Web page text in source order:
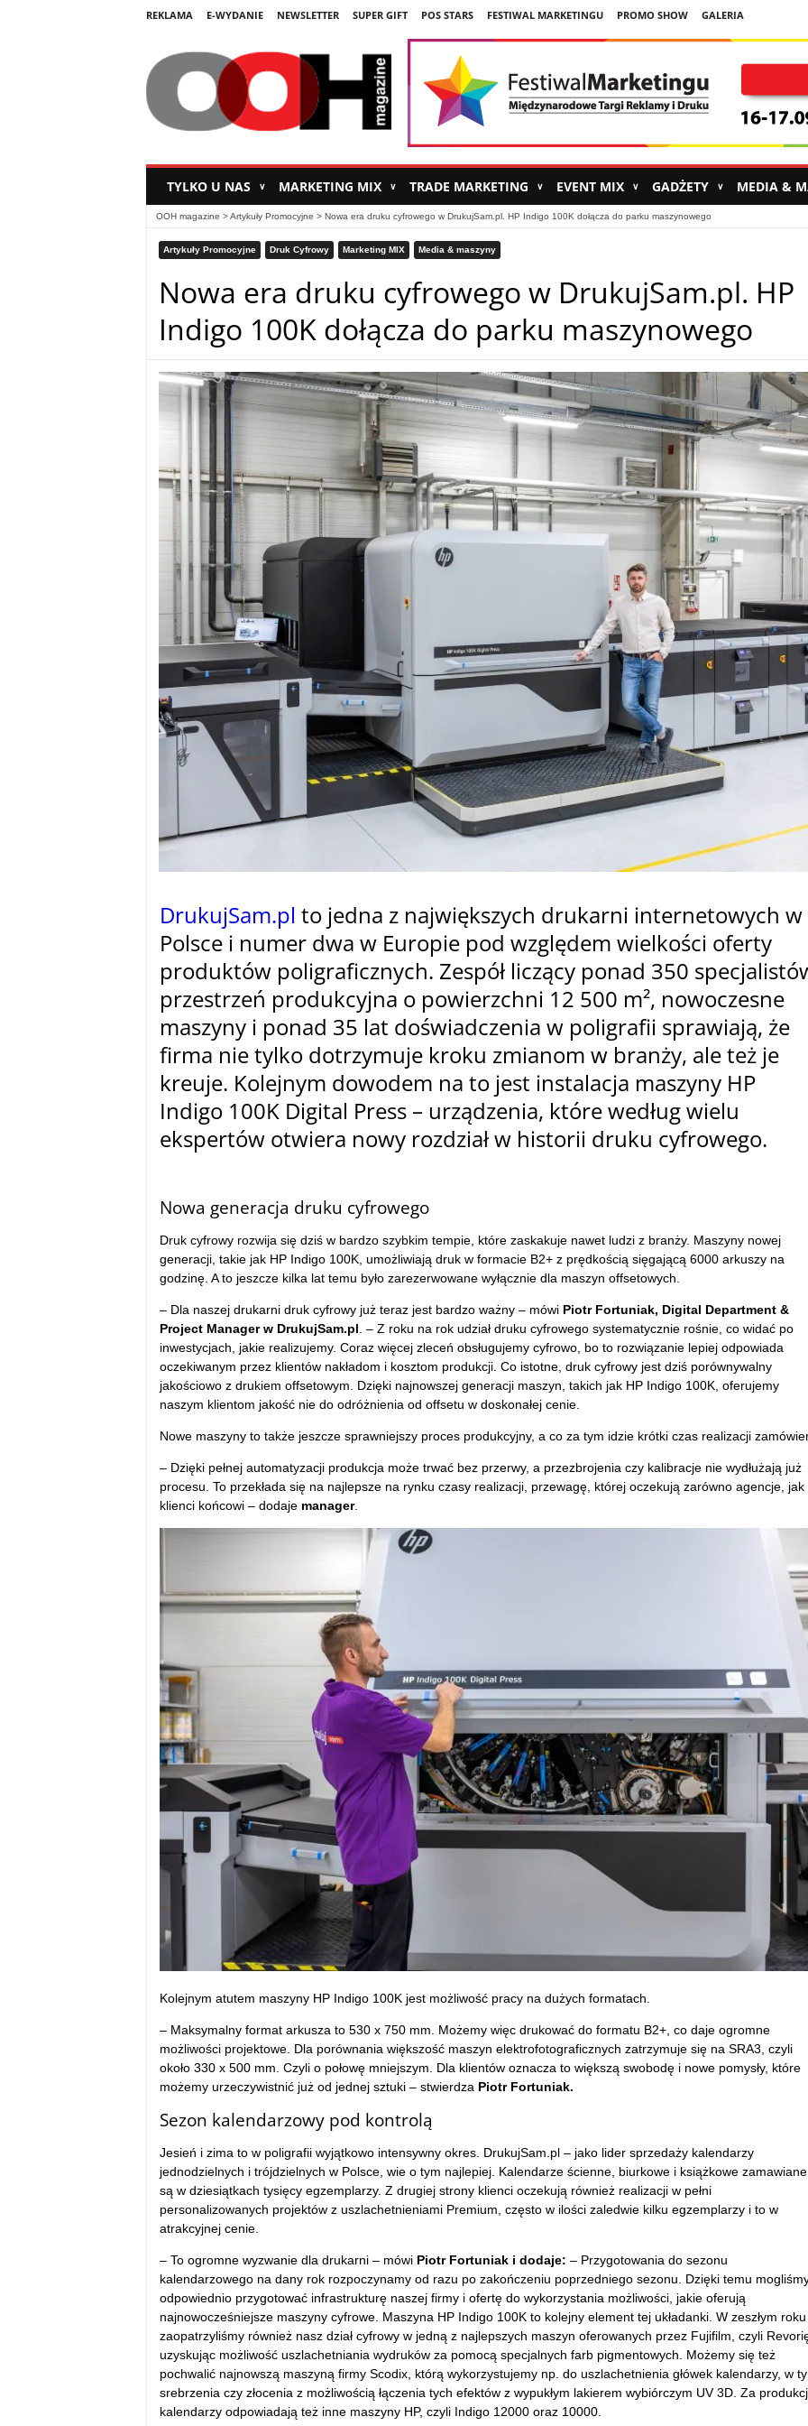
REKLAMA E-WYDANIE NEWSLETTER SUPER GIFT POS STARS FESTIWAL MARKETINGU PROMO SHOW GALERIA
TYLKO U NAS ∨ MARKETING MIX ∨ TRADE MARKETING ∨ EVENT MIX ∨ GADŻETY ∨ MEDIA &
OOH magazine >Artykuły Promocyjne > Nowa era druku cyfrowego w DrukujSam.pl. HP Indigo 100K dołącza do parku maszynowego
Artykuły Promocyjne Druk Cyfrowy Marketing MIX Media & maszyny
Nowa era druku cyfrowego w DrukujSam.pl. HP
Indigo 100K dołącza do parku maszynowego
DrukujSam.pl to jedna z największych drukarni internetowych w
Polsce i numer dwa w Europie pod względem wielkości oferty
produktów poligraficznych. Zespół liczący ponad 350
przestrzeń produkcyjna o powierzchni 12 500 m², nowoczesne
maszyny i ponad 35 lat doświadczenia w poligrafii sprawiają, że
firma nie tylko dotrzymuje kroku zmianom w branży, ale też je
kreuje. Kolejnym dowodem na to jest instalacja maszyny HP
Indigo 100K Digital Press – urządzenia, które według wielu
ekspertów otwiera nowy rozdział w historii druku cyfrowego.
Nowa generacja druku cyfrowego
Druk cyfrowy rozwija się dziś w bardzo szybkim tempie, które zaskakuje nawet ludzi z branży. Maszyny nowej
generacji, takie jak HP Indigo 100K, umożliwiają druk w formacie B2+ z prędkością sięgającą 6000 arkuszy na
godzinę. A to jeszcze kilka lat temu było zarezerwowane wyłącznie dla maszyn offsetowych.
– Dla naszej drukarni druk cyfrowy już teraz jest bardzo ważny – mówi Piotr Fortuniak, Digital Department &
Project Manager w DrukujSam.pl . – Z roku na rok udział druku cyfrowego systematycznie rośnie, co widać po
inwestycjach, jakie realizujemy. Coraz więcej zleceń obsługujemy cyfrowo, bo to rozwiązanie lepiej odpowiada
oczekiwanym przez klientów nakładom i kosztom produkcji. Co istotne, druk cyfrowy jest dziś porównywalny
jakościowo z drukiem offsetowym. Dzięki najnowszej generacji maszyn, takich jak HP Indigo 100K, oferujemy
naszym klientom jakość nie do odróżnienia od offsetu w doskonałej cenie.
Nowe maszyny to także jeszcze sprawniejszy proces produkcyjny, a co za tym idzie krótki czas realizacji
– Dzięki pełnej automatyzacji produkcja może trwać bez przerwy, a przezbrojenia czy kalibracje nie wydłużają już
procesu. To przekłada się na najlepsze na rynku czasy realizacji, przewagę, której oczekują zarówno agencje, jak
klienci końcowi – dodaje manager.
Kolejnym atutem maszyny HP Indigo 100K jest możliwość pracy na dużych formatach.
– Maksymalny format arkusza to 530 x 750 mm. Możemy więc drukować do formatu B2+, co daje ogromne
możliwości projektowe. Dla porównania większość maszyn elektrofotograficznych zatrzymuje się na SRA3, czyli
około 330 x 500 mm. Czyli o połowę mniejszym. Dla klientów oznacza to większą swobodę i nowe pomysły, które
możemy urzeczywistnić już od jednej sztuki – stwierdza Piotr Fortuniak.
Sezon kalendarzowy pod kontrolą
Jesień i zima to w poligrafii wyjątkowo intensywny okres. DrukujSam.pl – jako lider sprzedaży kalendarzy
jednodzielnych i trójdzielnych w Polsce, wie o tym najlepiej. Kalendarze ścienne, biurkowe i książkowe zamawiane
są w dziesiątkach tysięcy egzemplarzy. Z drugiej strony klienci oczekują również realizacji w pełni
personalizowanych projektów z uszlachetnieniami Premium, często w ilości zaledwie kilku egzemplarzy i to w
atrakcyjnej cenie.
– To ogromne wyzwanie dla drukarni – mówi Piotr Fortuniak i dodaje: – Przygotowania do sezonu
kalendarzowego na dany rok rozpoczynamy od razu po zakończeniu poprzedniego sezonu. Dzięki temu
odpowiednio przygotować infrastrukturę naszej firmy i ofertę do wykorzystania możliwości, jakie oferują
najnowocześniejsze maszyny cyfrowe. Maszyna HP Indigo 100K to kolejny element tej układanki. W zeszłym roku
zaopatrzyliśmy również nasz dział cyfrowy w jedną z najlepszych maszyn oferowanych przez Fujifilm, czyli
uzyskując możliwość uszlachetniania wydruków za pomocą specjalnych farb pigmentowych. Możemy się też
pochwalić najnowszą maszyną firmy Scodix, którą wykorzystujemy np. do uszlachetnienia główek kalendarzy, w
srebrzenia czy złocenia z możliwością łączenia tych efektów z wypukłym lakierem wybiórczym UV 3D. Za
kalendarzy odpowiadają też inne maszyny HP, czyli Indigo 12000 oraz 10000.